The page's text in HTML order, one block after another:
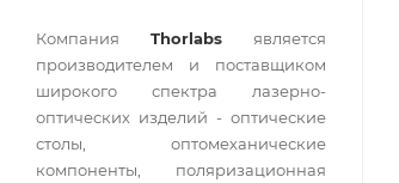
Компания Thorlabs является
производителем и поставщиком
широкого спектра лазерно-
оптических изделий - оптические
столы, оптомеханические
компоненты, поляризационная